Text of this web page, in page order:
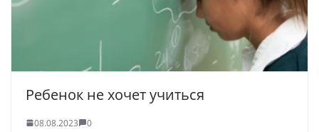
Ребенок не хочет учиться
08.08.2023 0